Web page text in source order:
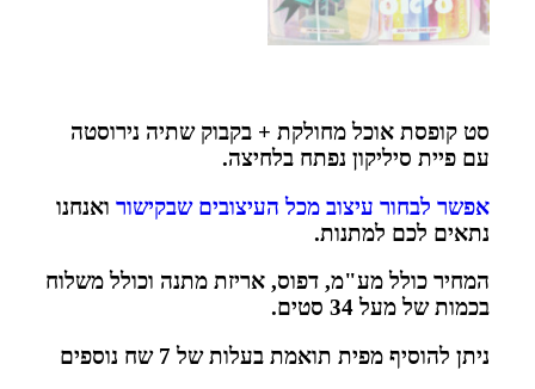
סט קופסת אוכל מחולקת + בקבוק שתיה נירוסטה
עם פיית סיליקון נפתח בלחיצה.
אפשר לבחור עיצוב מכל העיצובים שבקישור ואנחנו
נתאים לכם למתנות.
המחיר כולל מע"מ, דפוס, אריזת מתנה וכולל משלוח
בכמות של מעל 34 סטים.
ניתן להוסיף מפית תואמת בעלות של 7 שח נוספים